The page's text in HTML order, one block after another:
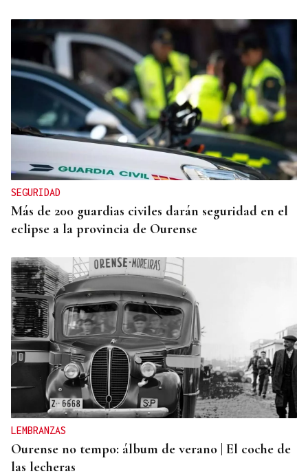
Jenaro Castro
TRAZADO HORIZONTAL
El sueño de una noche de verano
SEGURIDAD
Más de 200 guardias civiles darán seguridad en el
eclipse a la provincia de Ourense
LEMBRANZAS
Ourense no tempo: álbum de verano | El coche de
las lecheras